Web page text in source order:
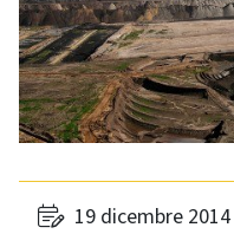
19 dicembre 2014